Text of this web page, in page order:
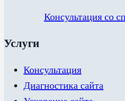
Консультация со
Услуги
Консультация
Диагностика сайта